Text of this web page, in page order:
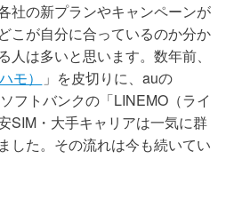
社の新プランやキャンペーンが
こが自分に合っているのか分か
は多いと思います。数年前、
モ）
」を皮切りに、auの
フトバンクの「LINEMO（ライ
SIM・大手キャリアは一気に群
した。その流れは今も続いてい